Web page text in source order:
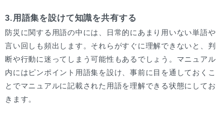
3.用語集を設けて知識を共有する
防災に関する用語の中には、日常的にあまり用いない単語や
言い回しも頻出します。それらがすぐに理解できないと、判
断や行動に迷ってしまう可能性もあるでしょう。マニュアル
内にはピンポイント用語集を設け、事前に目を通しておくこ
とでマニュアルに記載された用語を理解できる状態にしてお
きます。